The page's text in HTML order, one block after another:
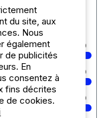
10
10
10
du site, aux
Nous
également
de publicités
En
consentez à
fins décrites
de cookies.